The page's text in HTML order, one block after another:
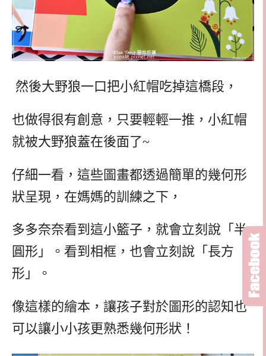
然後大野狼一口把小紅帽吃掉這橋段，
也做得很有創意，只要輕輕一推，小紅帽
就被大野狼蓋在後面了~
仔細一看，這些圖畫都透過簡單的幾何形
狀呈現，在媽媽的訓練之下，
多多奈奈看到這小籃子，就會立刻說「半
圓形」。看到相框，也會立刻說「長方
形」。
像這樣的繪本，讓孩子對於圖形的認知也
可以讓小小孩更熟悉幾何形狀！